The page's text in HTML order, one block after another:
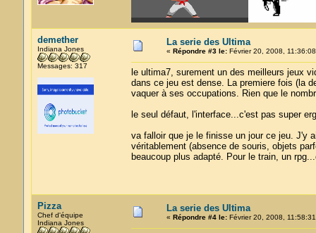
demether
Indiana Jones
Messages: 317
La serie des Ultima
« Répondre #3 le:Février 20, 2008,
le ultima7, surement un des meilleurs jeux
dans ce jeu est dense. La premiere fois (la
vaquer à ses occupations. Rien que le
le seul défaut, l'interface...c'est pas super
va falloir que je le finisse un jour ce jeu. J'y
véritablement (absence de souris, objets
beaucoup plus adapté. Pour le train, un
Pizza
Chef d'équipe
Indiana Jones
La serie des Ultima
« Répondre #4 le:Février 20, 2008,